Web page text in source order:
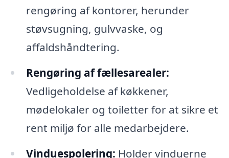
rengøring af kontorer, herunder
støvsugning, gulvvaske, og
affaldshåndtering.
Rengøring af fællesarealer:
Vedligeholdelse af køkkener,
mødelokaler og toiletter for at sikre et
rent miljø for alle medarbejdere.
Vinduespolering: Holder vinduerne